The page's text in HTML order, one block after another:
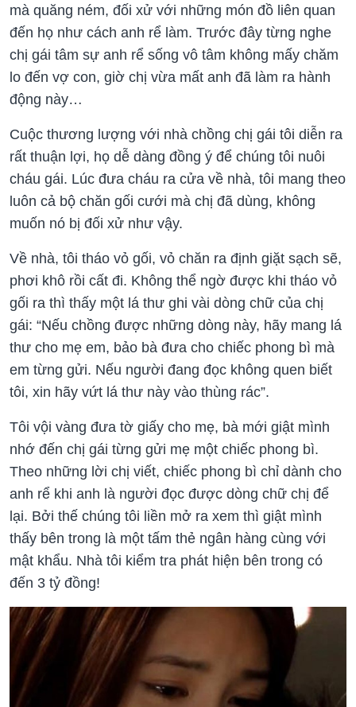
mà quăng ném, đối xử với những món đồ liên quan
đến họ như cách anh rể làm. Trước đây từng nghe
chị gái tâm sự anh rể sống vô tâm không mấy chăm
lo đến vợ con, giờ chị vừa mất anh đã làm ra hành
động này…
Cuộc thương lượng với nhà chồng chị gái tôi diễn ra
rất thuận lợi, họ dễ dàng đồng ý để chúng tôi nuôi
cháu gái. Lúc đưa cháu ra cửa về nhà, tôi mang theo
luôn cả bộ chăn gối cưới mà chị đã dùng, không
muốn nó bị đối xử như vậy.
Về nhà, tôi tháo vỏ gối, vỏ chăn ra định giặt sạch sẽ,
phơi khô rồi cất đi. Không thể ngờ được khi tháo vỏ
gối ra thì thấy một lá thư ghi vài dòng chữ của chị
gái: “Nếu chồng được những dòng này, hãy mang lá
thư cho mẹ em, bảo bà đưa cho chiếc phong bì mà
em từng gửi. Nếu người đang đọc không quen biết
tôi, xin hãy vứt lá thư này vào thùng rác”.
Tôi vội vàng đưa tờ giấy cho mẹ, bà mới giật mình
nhớ đến chị gái từng gửi mẹ một chiếc phong bì.
Theo những lời chị viết, chiếc phong bì chỉ dành cho
anh rể khi anh là người đọc được dòng chữ chị để
lại. Bởi thế chúng tôi liền mở ra xem thì giật mình
thấy bên trong là một tấm thẻ ngân hàng cùng với
mật khẩu. Nhà tôi kiểm tra phát hiện bên trong có
đến 3 tỷ đồng!